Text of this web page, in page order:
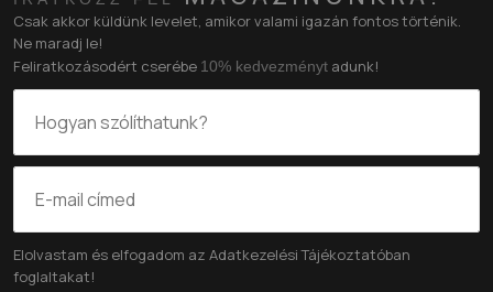
Csak akkor küldünk levelet, amikor valami igazán fontos történik.
Ne maradj le!
Feliratkozásodért cserébe 10% kedvezményt adunk!
Elolvastam és elfogadom az Adatkezelési Tájékoztatóban
foglaltakat!